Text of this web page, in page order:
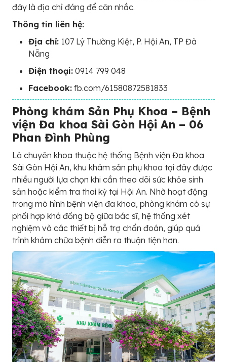
đây là địa chỉ đáng để cân nhắc.
Thông tin liên hệ:
Địa chỉ: 107 Lý Thường Kiệt, P. Hội An, TP Đà
Nẵng
Điện thoại: 0914 799 048
Facebook: fb.com/61580872581833
Phòng khám Sản Phụ Khoa – Bệnh
viện Đa khoa Sài Gòn Hội An – 06
Phan Đình Phùng
Là chuyên khoa thuộc hệ thống Bệnh viện Đa khoa
Sài Gòn Hội An, khu khám sản phụ khoa tại đây được
nhiều người lựa chọn khi cần theo dõi sức khỏe sinh
sản hoặc kiểm tra thai kỳ tại Hội An. Nhờ hoạt động
trong mô hình bệnh viện đa khoa, phòng khám có sự
phối hợp khá đồng bộ giữa bác sĩ, hệ thống xét
nghiệm và các thiết bị hỗ trợ chẩn đoán, giúp quá
trình khám chữa bệnh diễn ra thuận tiện hơn.